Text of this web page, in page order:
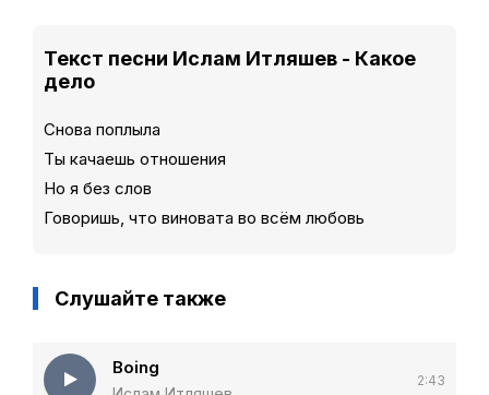
Текст песни Ислам Итляшев - Какое
дело
Снова поплыла
Ты качаешь отношения
Но я без слов
Говоришь, что виновата во всём любовь
Слушайте также
Boing
2:43